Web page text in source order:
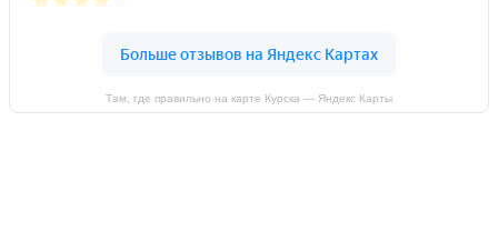
Там, где правильно на карте Курска — Яндекс Карты